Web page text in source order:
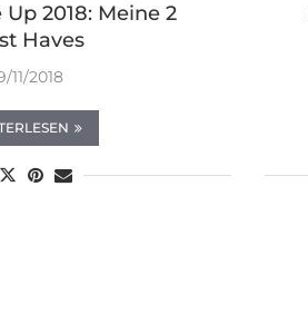
2018: Meine 2
Haves
11/2018